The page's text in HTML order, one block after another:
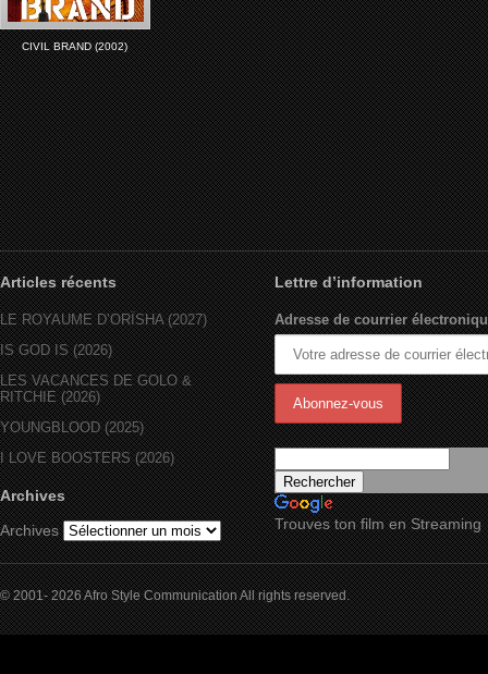
CIVIL BRAND (2002)
Articles récents
LE ROYAUME D’ORÏSHA (2027)
IS GOD IS (2026)
LES VACANCES DE GOLO &
RITCHIE (2026)
YOUNGBLOOD (2025)
I LOVE BOOSTERS (2026)
Archives
Archives
Lettre d’information
Adresse de courrier
Trouves ton film en Streaming
© 2001- 2026 Afro Style Communication All rights reserved.